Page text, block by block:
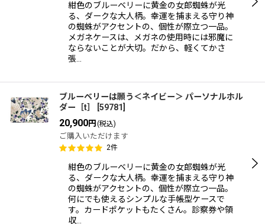
紺色のブルーベリーに黄金の女郎蜘蛛が光
る、ダークな大人柄。幸運を捕まえる守り神
の蜘蛛がアクセントの、個性が際立つ一品。
メガネケースは、メガネの使用時には邪魔に
ならないことが大切。だから、軽くてかさ
張…
ブルーベリーは願う＜ネイビー＞ パーソナルホル
ダー［t］
59781
20,900円 (税込)
ご購入いただけます
2件
紺色のブルーベリーに黄金の女郎蜘蛛が光
る、ダークな大人柄。幸運を捕まえる守り神
の蜘蛛がアクセントの、個性が際立つ一品。
何にでも使えるシンプルな手帳型ケースで
す。カードポケットもたくさん。診察券や領
収…